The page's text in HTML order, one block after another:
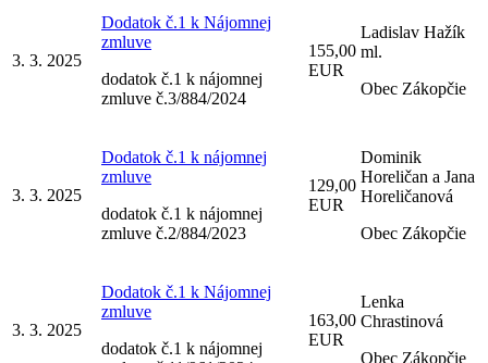
3. 3. 2025
Dodatok č.1 k Nájomnej
zmluve
dodatok č.1 k nájomnej
zmluve č.3/884/2024
155,00
EUR
Ladislav Hažík
ml.
Obec Zákopčie
3. 3. 2025
Dodatok č.1 k nájomnej
zmluve
dodatok č.1 k nájomnej
zmluve č.2/884/2023
129,00
EUR
Dominik
Horeličan a Jana
Horeličanová
Obec Zákopčie
3. 3. 2025
Dodatok č.1 k Nájomnej
zmluve
dodatok č.1 k nájomnej
163,00
EUR
Lenka
Chrastinová
Obec Zákopčie